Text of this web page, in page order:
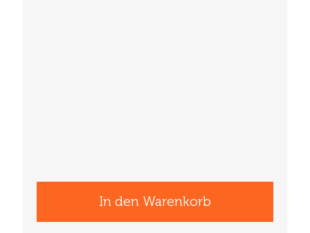
In den Warenkorb